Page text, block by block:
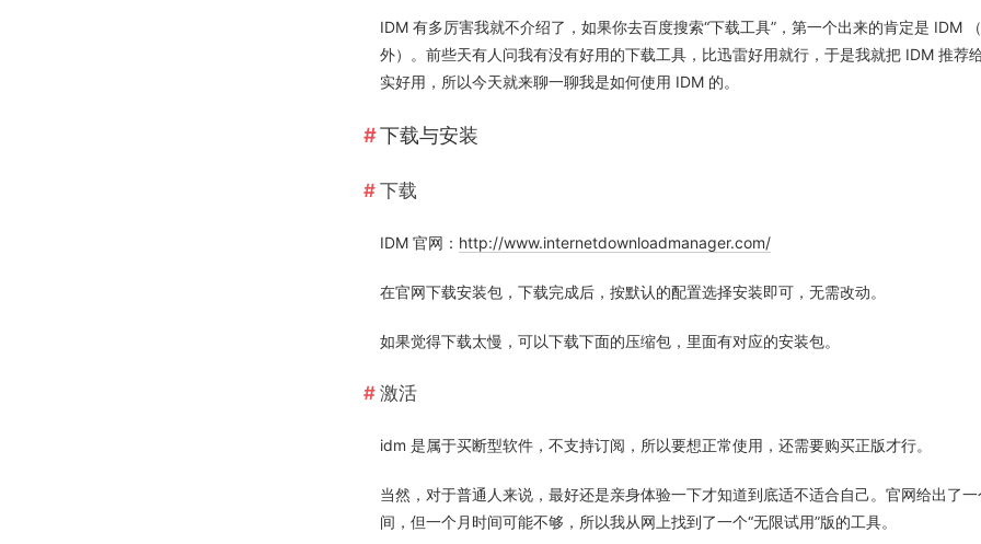
IDM 有多厉害我就不介绍了，如果你去百度搜索“下载工具”，第一个出来的肯定是 IDM
外）。前些天有人问我有没有好用的下载工具，比迅雷好用就行，于是我就把 IDM 推荐
实好用，所以今天就来聊一聊我是如何使用 IDM 的。
下载与安装
下载
IDM 官网： http://www.internetdownloadmanager.com/
在官网下载安装包，下载完成后，按默认的配置选择安装即可，无需改动。
如果觉得下载太慢，可以下载下面的压缩包，里面有对应的安装包。
激活
idm 是属于买断型软件，不支持订阅，所以要想正常使用，还需要购买正版才行。
当然，对于普通人来说，最好还是亲身体验一下才知道到底适不适合自己。官网给出了
间，但一个月时间可能不够，所以我从网上找到了一个“无限试用”版的工具。